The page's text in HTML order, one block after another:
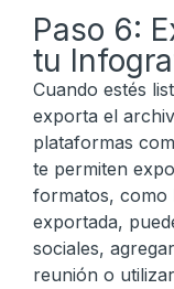
Paso 6:
tu
Cuando estés
exporta el
plataformas
te permiten
formatos, como
exportada,
sociales,
reunión o